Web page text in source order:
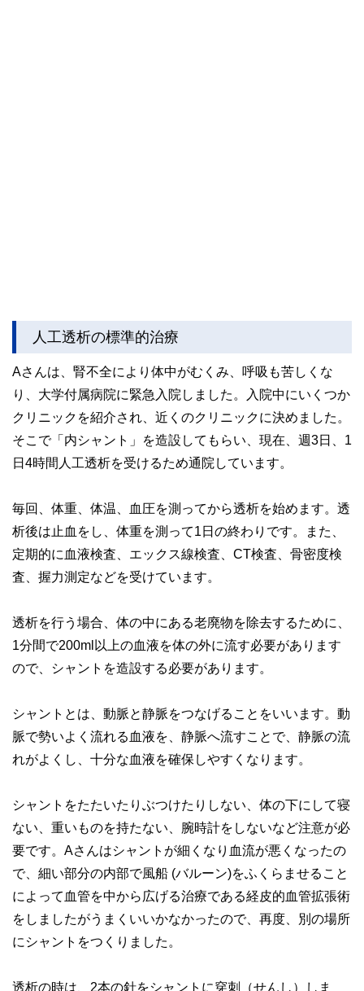
人工透析の標準的治療
Aさんは、腎不全により体中がむくみ、呼吸も苦しくな
り、大学付属病院に緊急入院しました。入院中にいくつか
クリニックを紹介され、近くのクリニックに決めました。
そこで「内シャント」を造設してもらい、現在、週3日、1
日4時間人工透析を受けるため通院しています。
毎回、体重、体温、血圧を測ってから透析を始めます。透
析後は止血をし、体重を測って1日の終わりです。また、
定期的に血液検査、エックス線検査、CT検査、骨密度検
査、握力測定などを受けています。
透析を行う場合、体の中にある老廃物を除去するために、
1分間で200ml以上の血液を体の外に流す必要があります
ので、シャントを造設する必要があります。
シャントとは、動脈と静脈をつなげることをいいます。動
脈で勢いよく流れる血液を、静脈へ流すことで、静脈の流
れがよくし、十分な血液を確保しやすくなります。
シャントをたたいたりぶつけたりしない、体の下にして寝
ない、重いものを持たない、腕時計をしないなど注意が必
要です。Aさんはシャントが細くなり血流が悪くなったの
で、細い部分の内部で風船 (バルーン)をふくらませること
によって血管を中から広げる治療である経皮的血管拡張術
をしましたがうまくいいかなかったので、再度、別の場所
にシャントをつくりました。
透析の時は、2本の針をシャントに穿刺（せんし）しま